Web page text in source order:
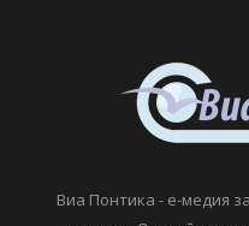
Виа Понтика - е-медия